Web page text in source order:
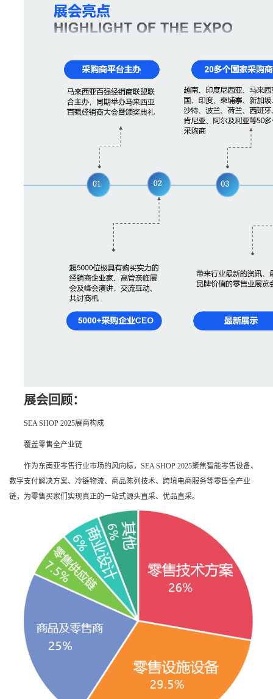
展会回顾：
SEA SHOP 2025展商构成
覆盖零售全产业链
作为东南亚零售行业市场的风向标， SEA SHOP 2025聚焦智能零售设备、
数字支付解决方案、冷链物流、商品陈列技术、跨境电商服务等零售全产业
链，为零售买家们实现真正的一站式源头直采、优品直采。